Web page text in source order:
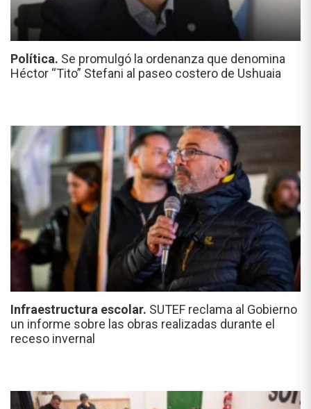
Política. Se promulgó la ordenanza que denomina
Héctor “Tito” Stefani al paseo costero de Ushuaia
Infraestructura escolar. SUTEF reclama al Gobierno
un informe sobre las obras realizadas durante el
receso invernal